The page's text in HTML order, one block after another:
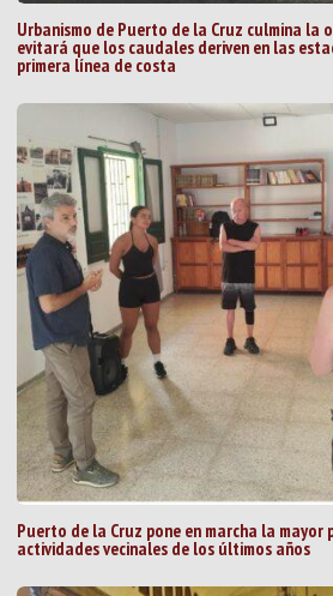
Urbanismo de Puerto de la Cruz culmina la
evitará que los caudales deriven en las
primera línea de costa
Puerto de la Cruz pone en marcha la mayor
actividades vecinales de los últimos años